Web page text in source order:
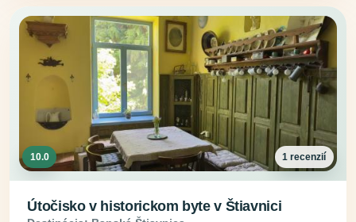
10.0 1 recenzií
Útočisko v historickom byte v Štiavnici